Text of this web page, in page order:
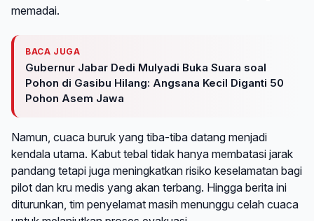
memadai.
BACA JUGA
Gubernur Jabar Dedi Mulyadi Buka Suara soal
Pohon di Gasibu Hilang: Angsana Kecil Diganti 50
Pohon Asem Jawa
Namun, cuaca buruk yang tiba-tiba datang menjadi
kendala utama. Kabut tebal tidak hanya membatasi jarak
pandang tetapi juga meningkatkan risiko keselamatan bagi
pilot dan kru medis yang akan terbang. Hingga berita ini
diturunkan, tim penyelamat masih menunggu celah cuaca